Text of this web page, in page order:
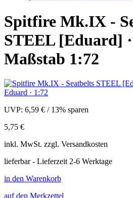
Spitfire Mk.IX -
STEEL [Eduard]
Maßstab 1:72
UVP: 6,59 € / 13% sparen
5,75 €
inkl. MwSt. zzgl. Versandkosten
lieferbar - Lieferzeit 2-6 Werktage
in den Warenkorb
auf den Merkzettel